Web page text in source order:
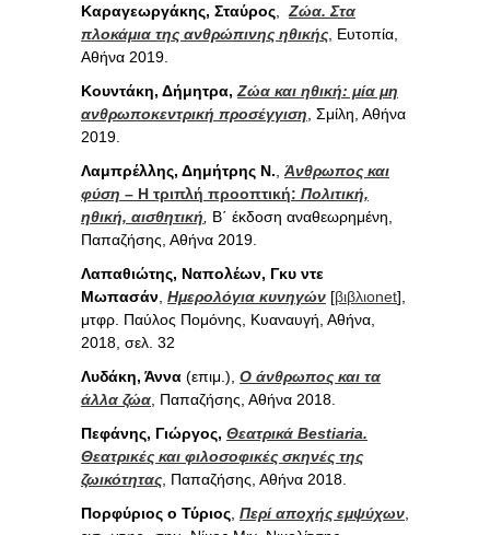
Καραγεωργάκης, Σταύρος
Ζώα. Στα
πλοκάμια της ανθρώπινης ηθικής , Ευτοπία,
Αθήνα 2019.
Κουντάκη, Δήμητρα, Ζώα και ηθική: μία μη
ανθρωποκεντρική προσέγγιση , Σμίλη, Αθήνα
2019.
Λαμπρέλλης, Δημήτρης Ν. Άνθρωπος και
φύση – Η τριπλή προοπτική: Πολιτική,
ηθική, αισθητική
B΄ έκδοση αναθεωρημένη,
Παπαζήσης, Αθήνα 2019.
Λαπαθιώτης, Ναπολέων, Γκυ ντε
Μωπασάν Ημερολόγια κυνηγών [βιβλιοnet],
μτφρ. Παύλος Πομόνης, Κυαναυγή, Αθήνα,
2018, σελ. 32
Λυδάκη, Άννα (επιμ.), Ο άνθρωπος και τα
άλλα ζώα , Παπαζήσης, Αθήνα 2018.
Πεφάνης, Γιώργος, Θεατρικά Bestiaria.
Θεατρικές και φιλοσοφικές σκηνές της
ζωικότητας , Παπαζήσης, Αθήνα 2018.
Πορφύριος ο Τύριος Περί αποχής εμψύχων